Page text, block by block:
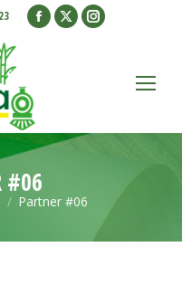
Facebook
window
X
window
Instagram
window
#06
Partner #06